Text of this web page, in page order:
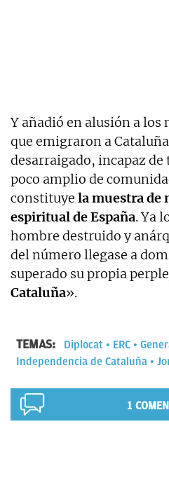
Y añadió en alusión a los
que emigraron a
desarraigado, incapaz
poco amplio de
constituye la muestra de
espiritual de España. Ya
hombre destruido y
del número llegase a
superado su propia
Cataluña».
TEMAS: Diplocat ERC
Independencia de Cataluña
1